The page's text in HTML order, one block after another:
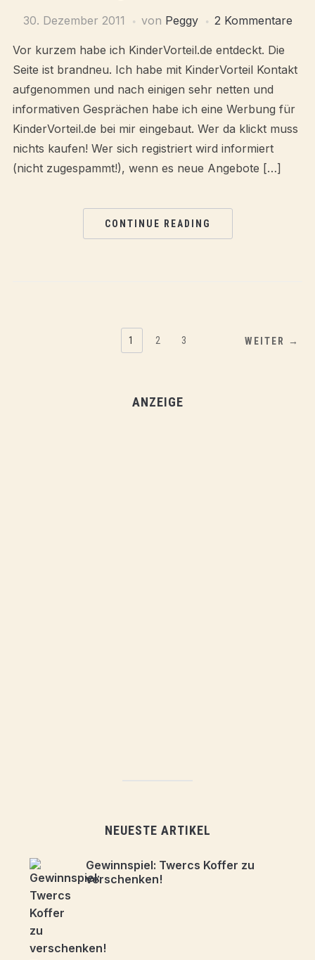
30. Dezember 2011 von Peggy 2 Kommentare
Vor kurzem habe ich KinderVorteil.de entdeckt. Die
Seite ist brandneu. Ich habe mit KinderVorteil Kontakt
aufgenommen und nach einigen sehr netten und
informativen Gesprächen habe ich eine Werbung für
KinderVorteil.de bei mir eingebaut. Wer da klickt muss
nichts kaufen! Wer sich registriert wird informiert
(nicht zugespammt!), wenn es neue Angebote […]
CONTINUE READING
1 2 3 WEITER →
ANZEIGE
NEUESTE ARTIKEL
Gewinnspiel: Twercs Koffer zu
verschenken!